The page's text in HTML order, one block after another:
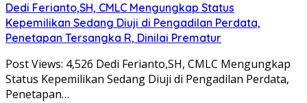
Dedi Ferianto,SH, CMLC Mengungkap Status
Kepemilikan Sedang Diuji di Pengadilan Perdata,
Penetapan Tersangka R, Dinilai Prematur
Post Views: 4,526 Dedi Ferianto,SH, CMLC Mengungkap
Status Kepemilikan Sedang Diuji di Pengadilan Perdata,
Penetapan…